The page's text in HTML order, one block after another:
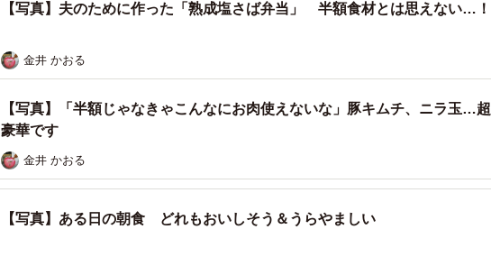
【写真】夫のために作った「熟成塩さば弁当」 半額食材とは思えない…！
金井 かおる
【写真】「半額じゃなきゃこんなにお肉使えないな」豚キムチ、ニラ玉…超
豪華です
金井 かおる
【写真】ある日の朝食 どれもおいしそう＆うらやましい